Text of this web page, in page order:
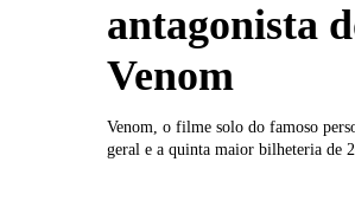
antagonista
Venom
Venom, o filme solo do famoso
geral e a quinta maior bilheteria de